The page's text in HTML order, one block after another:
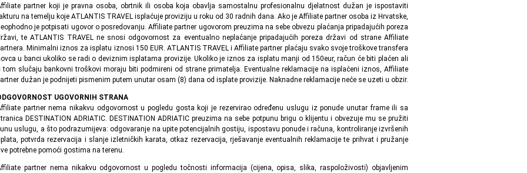
partner koji je pravna osoba, obrtnik ili osoba koja obavlja samostalnu profesionalnu djelatnost dužan je ispostaviti
na temelju koje ATLANTIS TRAVEL isplaćuje proviziju u roku od 30 radnih dana. Ako je Affiliate partner osoba iz Hrvatske,
je potpisati ugovor o posredovanju. Affiliate partner ugovorom preuzima na sebe obvezu plaćanja pripadajućih poreza
te ATLANTIS TRAVEL ne snosi odgovornost za eventualno neplaćanje pripadajućih poreza državi od strane Affiliate
Minimalni iznos za isplatu iznosi 150 EUR. ATLANTIS TRAVEL i Affiliate partner plaćaju svako svoje troškove transfera
u banci ukoliko se radi o deviznim isplatama provizije. Ukoliko je iznos za isplatu manji od 150eur, račun će biti plaćen ali
tom slučaju bankovni troškovi moraju biti podmireni od strane primatelja. Eventualne reklamacije na isplaćeni iznos, Affiliate
dužan je podnijeti pismenim putem unutar osam (8) dana od isplate provizije. Naknadne reklamacije neće se uzeti u obzir.
UGOVORNIH STRANA
partner nema nikakvu odgovornost u pogledu gosta koji je rezervirao određenu uslugu iz ponude unutar frame ili sa
DESTINATION ADRIATIC. DESTINATION ADRIATIC preuzima na sebe potpunu brigu o klijentu i obvezuje mu se pružiti
uslugu, a što podrazumijeva: odgovaranje na upite potencijalnih gostiju, ispostavu ponude i računa, kontroliranje izvršenih
potvrda rezervacija i slanje izletničkih karata, otkaz rezervacija, rješavanje eventualnih reklamacije te prihvat i pružanje
potrebne pomoći gostima na terenu.
partner nema nikakvu odgovornost u pogledu točnosti informacija (cijena, opisa, slika, raspoloživosti) objavljenim